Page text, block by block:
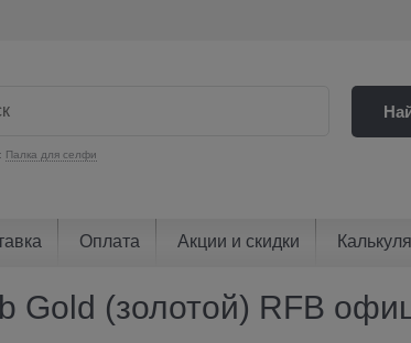
Палка для селфи
Оплата Акции и скидки
Gold (золотой) RFB